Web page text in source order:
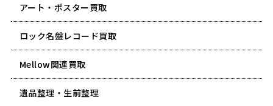
アート・ポスター買取
ロック名盤レコード買取
Mellow関連買取
遺品整理・生前整理